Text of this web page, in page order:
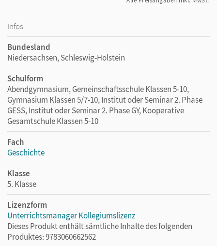
Infos
Bundesland
Niedersachsen, Schleswig-Holstein
Schulform
Abendgymnasium, Gemeinschaftsschule Klassen 5-10,
Gymnasium Klassen 5/7-10, Institut oder Seminar 2. Phase
GESS, Institut oder Seminar 2. Phase GY, Kooperative
Gesamtschule Klassen 5-10
Fach
Geschichte
Klasse
5. Klasse
Lizenzform
Unterrichtsmanager Kollegiumslizenz
Dieses Produkt enthält sämtliche Inhalte des folgenden
Produktes: 9783060662562